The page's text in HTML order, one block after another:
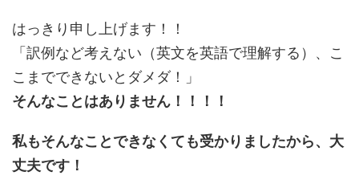
はっきり申し上げます！！
「訳例など考えない（英文を英語で理解する）、こ
こまでできないとダメダ！」
そんなことはありません！！！！
私もそんなことできなくても受かりましたから、大
丈夫です！